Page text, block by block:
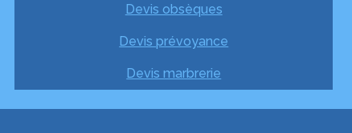
Devis obsèques
Devis prévoyance
Devis marbrerie